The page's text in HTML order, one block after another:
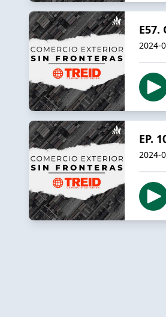
2024-
EP.
2024-